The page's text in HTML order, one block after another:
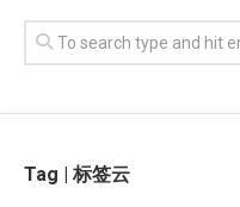
Tag | 标签云